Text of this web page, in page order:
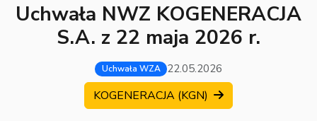
Uchwała NWZ KOGENERACJA
S.A. z 22 maja 2026 r.
Uchwała WZA 22.05.2026
KOGENERACJA (KGN)